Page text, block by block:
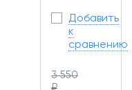
Добавить
к
сравнению
3 550
₽